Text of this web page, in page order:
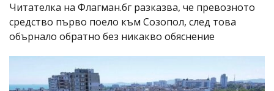
Читателка на Флагман.бг разказва, че превозното
средство първо поело към Созопол, след това
обърнало обратно без никакво обяснение